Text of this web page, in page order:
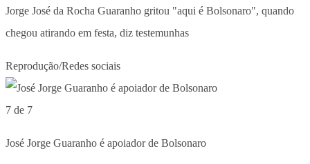
Jorge José da Rocha Guaranho gritou "aqui é Bolsonaro", quando
chegou atirando em festa, diz testemunhas
Reprodução/Redes sociais
7 de 7
José Jorge Guaranho é apoiador de Bolsonaro